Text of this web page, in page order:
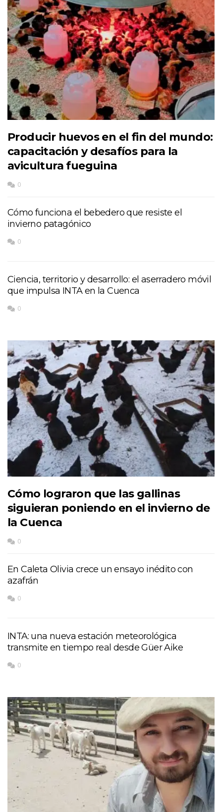
Producir huevos en el fin del mundo:
capacitación y desafíos para la
avicultura fueguina
0
Cómo funciona el bebedero que resiste el
invierno patagónico
0
Ciencia, territorio y desarrollo: el aserradero móvil
que impulsa INTA en la Cuenca
0
Cómo lograron que las gallinas
siguieran poniendo en el invierno de
la Cuenca
0
En Caleta Olivia crece un ensayo inédito con
azafrán
0
INTA: una nueva estación meteorológica
transmite en tiempo real desde Güer Aike
0